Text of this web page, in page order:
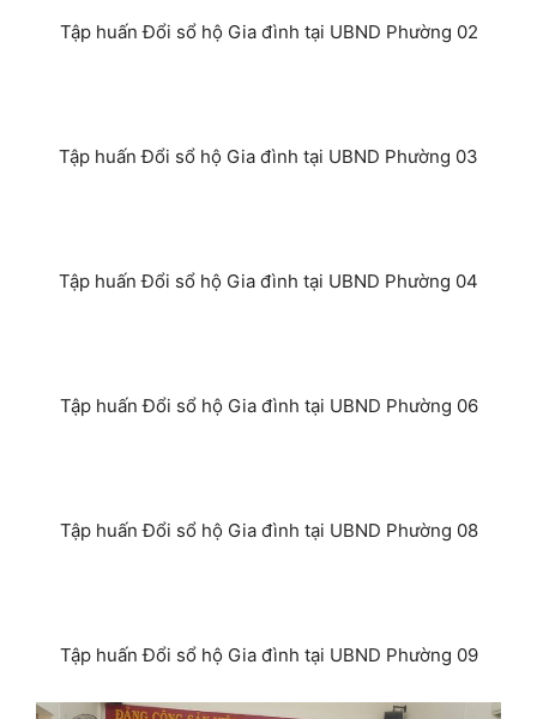
Tập huấn Đổi sổ hộ Gia đình tại UBND Phường 02
Tập huấn Đổi sổ hộ Gia đình tại UBND Phường 03
Tập huấn Đổi sổ hộ Gia đình tại UBND Phường 04
Tập huấn Đổi sổ hộ Gia đình tại UBND Phường 06
Tập huấn Đổi sổ hộ Gia đình tại UBND Phường 08
Tập huấn Đổi sổ hộ Gia đình tại UBND Phường 09